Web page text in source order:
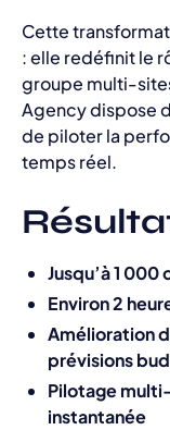
Cette
: elle redéfinit le
groupe multi-
Agency dispose
de piloter la
temps réel.
Jusqu’à 1 000
Environ 2
Amélioration
prévisions
Pilotage
instantanée